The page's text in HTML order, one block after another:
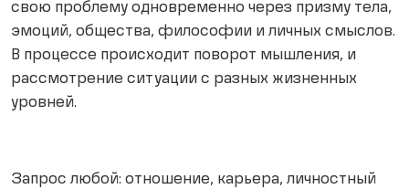
свою проблему одновременно через призму тела,
эмоций, общества, философии и личных смыслов.
В процессе происходит поворот мышления, и
рассмотрение ситуации с разных жизненных
уровней.
Запрос любой: отношение, карьера, личностный